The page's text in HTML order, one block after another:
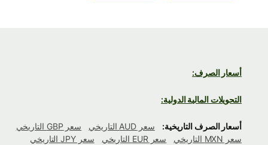
أسعار الصرف:
التحويلات المالية الدولية:
أسعار الصرف التاريخية: سعر AUD التاريخي
سعر GBP التاريخي
سعر MXN التاريخي
سعر EUR التاريخي
سعر JPY التاريخي